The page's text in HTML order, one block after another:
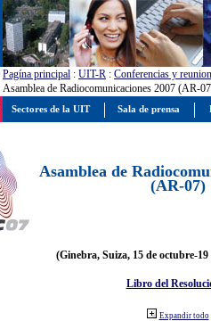
Pagína principal : UIT-R : Conferencias y
Asamblea de Radiocomunicaciones 2007 (AR-
Asamblea de
(AR-07)
(Ginebra, Suiza, 15 de octubre-19
Libro del
Expandir todo
Sectores de la UIT Sala de prensa